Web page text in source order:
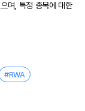
며, 특정 종목에 대한
#RWA